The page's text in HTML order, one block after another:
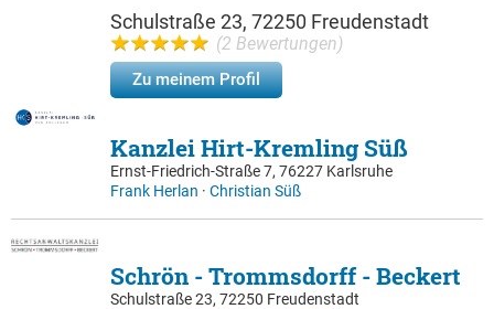
Schulstraße 23, 72250 Freudenstadt
(2 Bewertungen)
Zu meinem Profil
Kanzlei Hirt-Kremling Süß
Ernst-Friedrich-Straße 7, 76227 Karlsruhe
Frank Herlan · Christian Süß
Schrön - Trommsdorff - Beckert
Schulstraße 23, 72250 Freudenstadt